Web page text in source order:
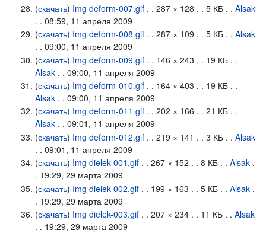
(скачать) Img deform-007.gif. . 287 × 128 . . 5 КБ . . Alsak
. . 08:59, 11 апреля 2009
(скачать) Img deform-008.gif. . 287 × 109 . . 5 КБ . . Alsak
. . 09:00, 11 апреля 2009
(скачать) Img deform-009.gif. . 146 × 243 . . 19 КБ . .
Alsak. . 09:00, 11 апреля 2009
(скачать) Img deform-010.gif. . 164 × 403 . . 19 КБ . .
Alsak. . 09:00, 11 апреля 2009
(скачать) Img deform-011.gif. . 202 × 166 . . 21 КБ . .
Alsak. . 09:01, 11 апреля 2009
(скачать) Img deform-012.gif. . 219 × 141 . . 3 КБ . . Alsak
. . 09:01, 11 апреля 2009
(скачать) Img dielek-001.gif. . 267 × 152 . . 8 КБ . . Alsak.
. 19:29, 29 марта 2009
(скачать) Img dielek-002.gif. . 199 × 163 . . 5 КБ . . Alsak.
. 19:29, 29 марта 2009
(скачать) Img dielek-003.gif. . 207 × 234 . . 11 КБ . . Alsak
. . 19:29, 29 марта 2009